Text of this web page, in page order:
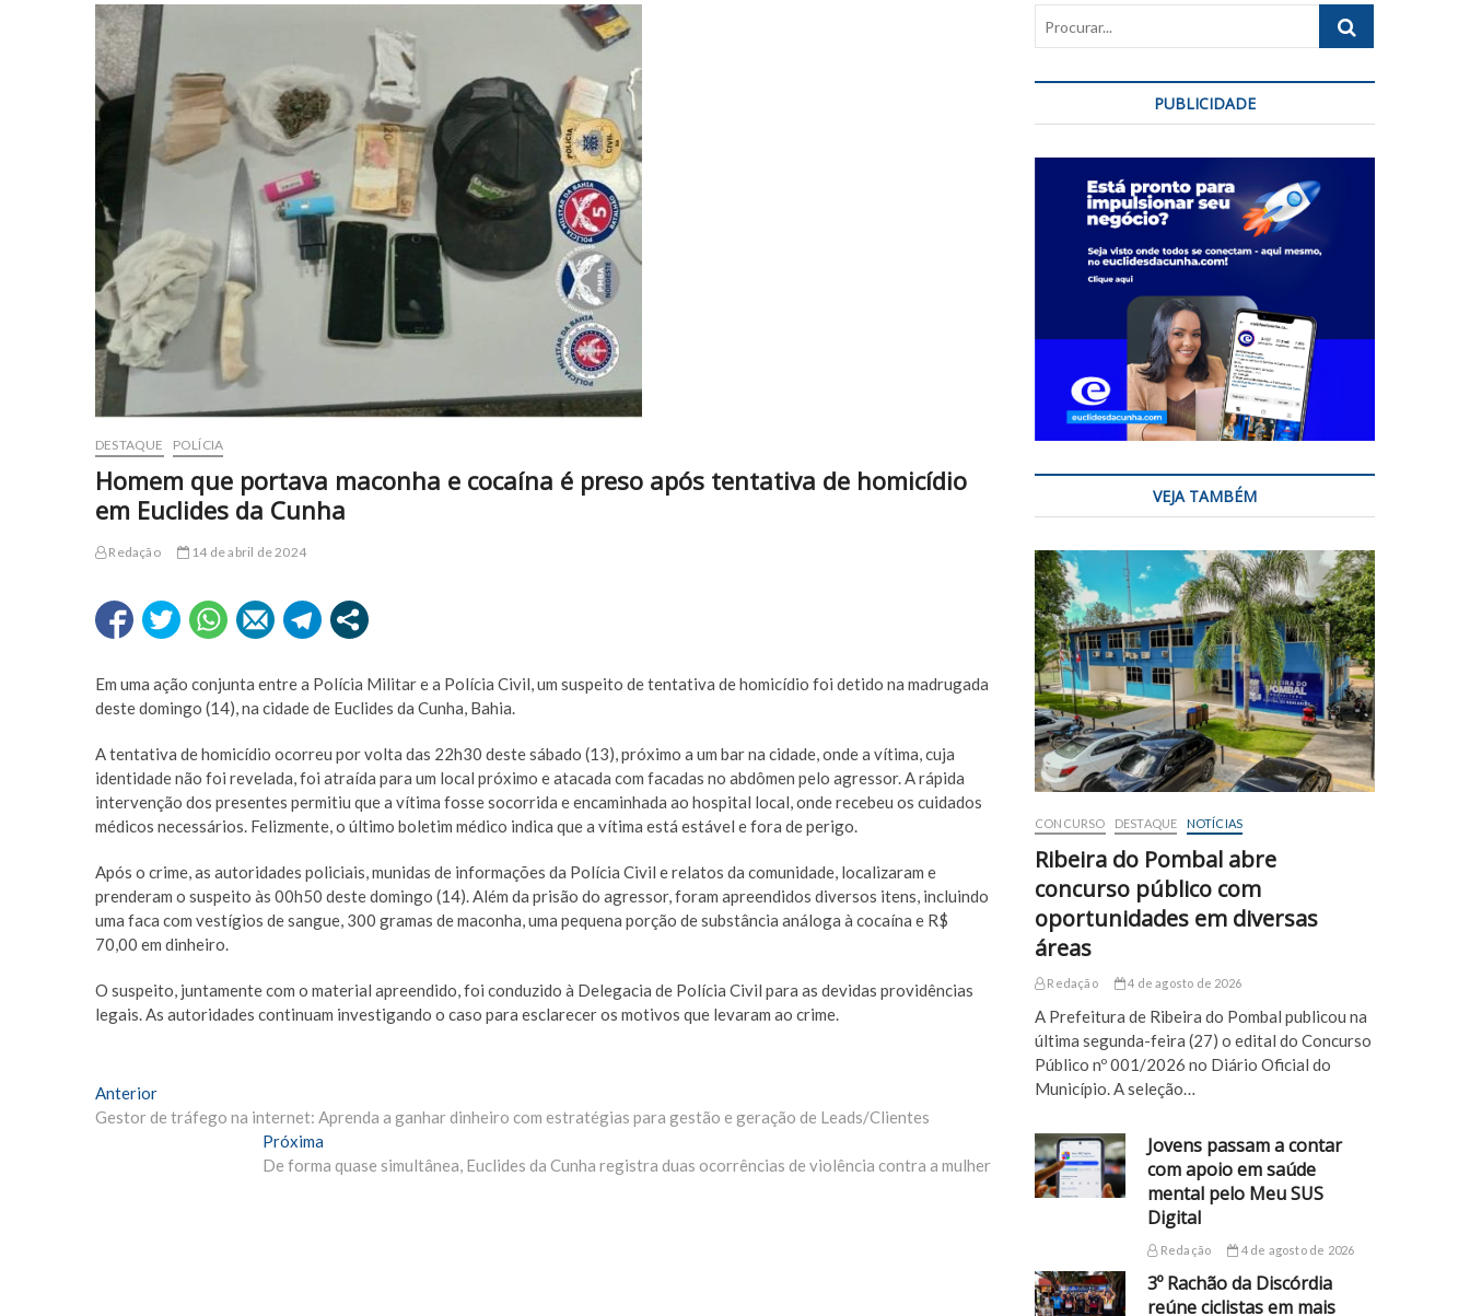
DESTAQUE POLÍCIA
Homem que portava maconha e cocaína é preso após tentativa de homicídio
em Euclides da Cunha
Redação 14 de abril de 2024
Em uma ação conjunta entre a Polícia Militar e a Polícia Civil, um suspeito de tentativa de homicídio foi detido na madrugada
deste domingo (14), na cidade de Euclides da Cunha, Bahia.
A tentativa de homicídio ocorreu por volta das 22h30 deste sábado (13), próximo a um bar na cidade, onde a vítima, cuja
identidade não foi revelada, foi atraída para um local próximo e atacada com facadas no abdômen pelo agressor. A rápida
intervenção dos presentes permitiu que a vítima fosse socorrida e encaminhada ao hospital local, onde recebeu os cuidados
médicos necessários. Felizmente, o último boletim médico indica que a vítima está estável e fora de perigo.
Após o crime, as autoridades policiais, munidas de informações da Polícia Civil e relatos da comunidade, localizaram e
prenderam o suspeito às 00h50 deste domingo (14). Além da prisão do agressor, foram apreendidos diversos itens, incluindo
uma faca com vestígios de sangue, 300 gramas de maconha, uma pequena porção de substância análoga à cocaína e R$
70,00 em dinheiro.
O suspeito, juntamente com o material apreendido, foi conduzido à Delegacia de Polícia Civil para as devidas providências
legais. As autoridades continuam investigando o caso para esclarecer os motivos que levaram ao crime.
Navegação
de
AnteriorMatéria
Anterior:
Gestor de tráfego na internet: Aprenda a ganhar dinheiro com estratégias para gestão e geração de Leads/Clientes
Próxima
Materia:
De forma quase simultânea, Euclides da Cunha registra duas ocorrências de violência contra a mulher
Procurar...
PUBLICIDADE
VEJA TAMBÉM
CONCURSO DESTAQUE NOTÍCIAS
Ribeira do Pombal abre
concurso público com
oportunidades em diversas
áreas
Redação 4 de agosto de 2026
A Prefeitura de Ribeira do Pombal publicou na
última segunda-feira (27) o edital do Concurso
Público nº 001/2026 no Diário Oficial do
Município. A seleção…
Jovens passam a contar
com apoio em saúde
mental pelo Meu SUS
Digital
Redação 4 de agosto de 2026
3º Rachão da Discórdia
reúne ciclistas em mais